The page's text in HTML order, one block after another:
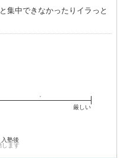
集中できなかったりイラっと
入塾後
厳しい
します